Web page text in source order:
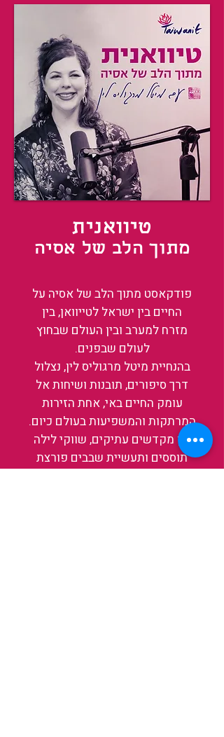
טיוואנית
מתוך הלב של אסיה
פודקאסט מתוך הלב של אסיה על
החיים בין ישראל לטייוואן, בין
מזרח למערב ובין העולם שבחוץ
לעולם שבפנים.
בהנחיית מיטל מרגוליס לין, נצלול
דרך סיפורים, תובנות ושיחות אל
עומק החיים באי, אחת הזירות
המרתקות והמשפיעות בעולם כיום.
בין מקדשים עתיקים, שווקי לילה
תוססים ותעשיית שבבים פורצת